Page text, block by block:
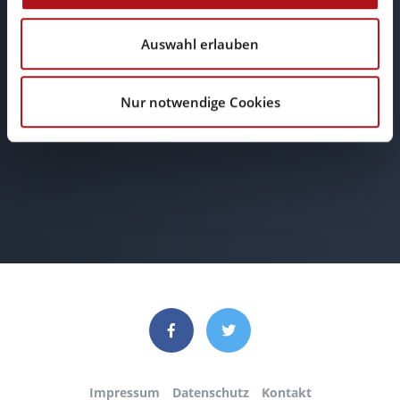
Auswahl erlauben
Nur notwendige Cookies
E-Mail
info@browserwerk.de
Impressum Datenschutz Kontakt